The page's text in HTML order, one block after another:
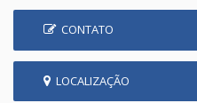
CONTATO
LOCALIZAÇÃO